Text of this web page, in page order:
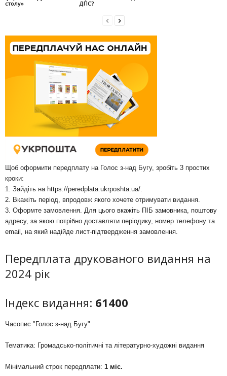
столу»
ДПС?
Щоб оформити передплату на Голос з-над Бугу, зробіть 3 простих
кроки:
1. Зайдіть на https://peredplata.ukrposhta.ua/
2. Вкажіть період, впродовж якого хочете отримувати видання.
3. Оформте замовлення. Для цього вкажіть ПІБ замовника, поштову
адресу, за якою потрібно доставляти періодику, номер телефону та
email, на який надійде лист-підтвердження замовлення.
Передплата друкованого видання на
2024 рік
Індекс видання: 61400
Часопис "Голос з-над Бугу"
Тематика: Громадсько-політичні та літературно-художні видання
Мінімальний строк передплати: 1 міс.